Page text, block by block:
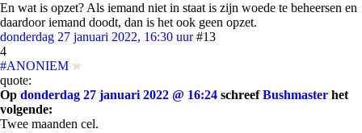
En wat is opzet? Als iemand niet in staat is zijn woede te beheersen en
daardoor iemand doodt, dan is het ook geen opzet.
donderdag 27 januari 2022, 16:30 uur #13
4
#ANONIEM
quote:
Op donderdag 27 januari 2022 @ 16:24 schreefBushmaster het
volgende:
Twee maanden cel.